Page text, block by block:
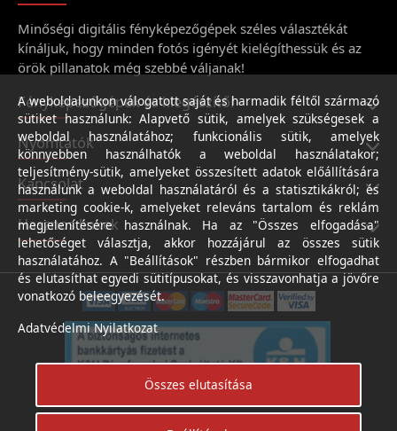
Minőségi digitális fényképezőgépek széles választékát
kínáljuk, hogy minden fotós igényét kielégíthessük és az
örök pillanatok még szebbé váljanak!
Fényképezőgépek és kiegészítői
Nyomtatók
Kapcsolat
Hasznos linkek
A weboldalunkon válogatott saját és harmadik féltől származó
sütiket használunk: Alapvető sütik, amelyek szükségesek a
weboldal használatához; funkcionális sütik, amelyek
könnyebben használhatók a weboldal használatakor;
teljesítmény-sütik, amelyeket összesített adatok előállítására
használunk a weboldal használatáról és a statisztikákról; és
marketing cookie-k, amelyeket releváns tartalom és reklám
megjelenítésére használnak. Ha az "Összes elfogadása"
lehetőséget választja, akkor hozzájárul az összes sütik
használatához. A "Beállítások" részben bármikor elfogadhat
és elutasíthat egyedi sütitípusokat, és visszavonhatja a jövőre
vonatkozó beleegyezését.
Adatvédelmi Nyilatkozat
Összes elutasítása